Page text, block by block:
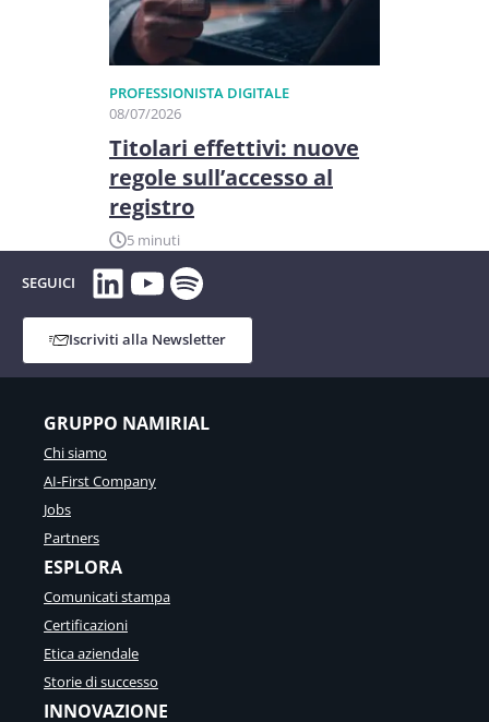
PROFESSIONISTA DIGITALE
08/07/2026
Titolari effettivi: nuove
regole sull’accesso al
registro
5 minuti
SEGUICI LinkedIn
YouTube
Spotify
Iscriviti alla Newsletter
GRUPPO NAMIRIAL
Chi siamo
AI-First Company
Jobs
Partners
ESPLORA
Comunicati stampa
Certificazioni
Etica aziendale
Storie di successo
INNOVAZIONE